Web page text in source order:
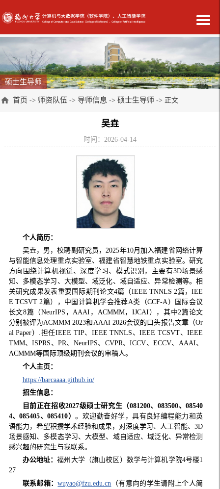
硕士生导师
首页 -> 师资队伍 -> 导师信息 -> 硕士生导师 -> 正文
吴垚
时间：2026-04-14
个人简历：
吴垚，男，校聘副研究员，2025年10月加入福建省网络计算
与智能信息处理重点实验室、福建省智慧地铁重点实验室。研究
方向围绕计算机视觉、深度学习、模式识别，主要有3D场景感
知、多模态学习、大模型、域泛化、域自适应、异常检测等。相
关研究成果发表重要国际期刊论文4篇（IEEE TNNLS 2篇，IEE
E TCSVT 2篇），中国计算机学会推荐A类（CCF-A）国际会议
长文8篇（NeurIPS，AAAI，ACMMM，IJCAI），其中2篇论文
分别被评为ACMMM 2023和AAAI 2026会议的口头报告文章（Or
al Paper）.担任IEEE TIP、IEEE TNNLS、IEEE TCSVT、IEEE
TMM、ISPRS、PR、NeurIPS、CVPR、ICCV、ECCV、AAAI、
ACMMM等国际顶级期刊会议的审稿人。
个人主页：
https://barcaaaa.github.io/
招生信息：
目前正在招收2027级硕士研究生（081200、083500、08540
4、085405、085410）。欢迎勤奋好学，具有良好编程能力和英
语能力，希望积攒学术经验和成果，对深度学习、人工智能、3D
场景感知、多模态学习、大模型、域自适应、域泛化、异常检测
感兴趣的研究生与我联系。
办公地址：福州大学（旗山校区）数学与计算机学院4号楼1
27
联系邮箱：wuyao@fzu.edu.cn （有意向的学生请附上个人简